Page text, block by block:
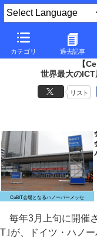
カテゴリ 過去記事
PC Watch イベント
【
世界最大の
リスト
CeBIT会場となるハノーバーメッセ
毎年3月上旬に開催
T｣が、ドイツ・ハノ